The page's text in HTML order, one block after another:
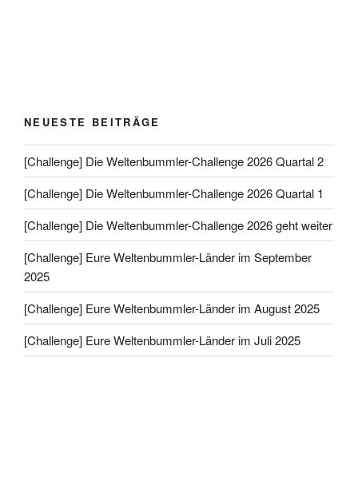
NEUESTE BEITRÄGE
[Challenge] Die Weltenbummler-Challenge 2026 Quartal 2
[Challenge] Die Weltenbummler-Challenge 2026 Quartal 1
[Challenge] Die Weltenbummler-Challenge 2026 geht weiter
[Challenge] Eure Weltenbummler-Länder im September
2025
[Challenge] Eure Weltenbummler-Länder im August 2025
[Challenge] Eure Weltenbummler-Länder im Juli 2025